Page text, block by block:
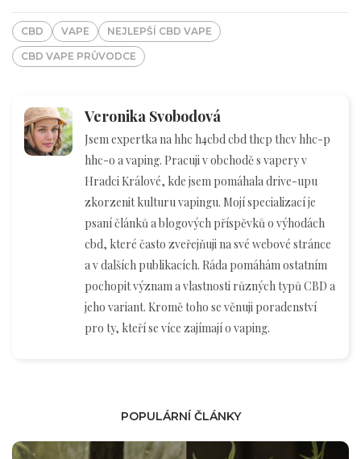
CBD VAPE NEJLEPŠÍ CBD VAPE
CBD VAPE PRŮVODCE
Veronika Svobodová
Jsem expertka na hhc h4cbd cbd thcp thcv hhc-p
hhc-o a vaping. Pracuji v obchodě s vapery v
Hradci Králové, kde jsem pomáhala drive-upu
zkorzenit kulturu vapingu. Mojí specializací je
psaní článků a blogových příspěvků o výhodách
cbd, které často zveřejňuji na své webové stránce
a v dalších publikacích. Ráda pomáhám ostatním
pochopit význam a vlastnosti různých typů CBD a
jeho variant. Kromě toho se věnuji poradenství
pro ty, kteří se více zajímají o vaping.
POPULÁRNÍ ČLÁNKY